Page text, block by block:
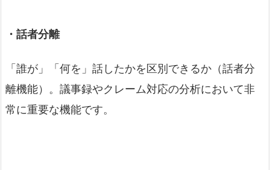
・話者分離
「誰が」「何を」話したかを区別できるか（話者分
離機能）。議事録やクレーム対応の分析において非
常に重要な機能です。